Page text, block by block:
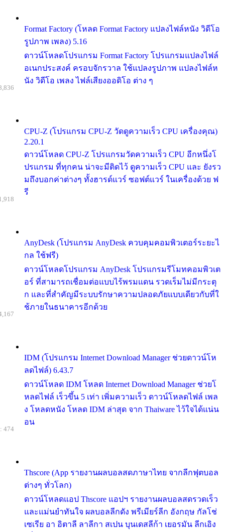
Format Factory (โหลด Format Factory แปลงไฟล์หนัง วิดีโอ
รูปภาพ เพลง) 5.16
ดาวน์โหลดโปรแกรม Format Factory โปรแกรมแปลงไฟล์
อเนกประสงค์ ครอบจักรวาล ใช้แปลงรูปภาพ แปลงไฟล์ห
นัง วิดีโอ เพลง ไฟล์เสียงออดิโอ ต่าง ๆ
CPU-Z (โปรแกรม CPU-Z วัดดูความเร็ว CPU เครื่องคุณ)
2.20.1
ดาวน์โหลด CPU-Z โปรแกรมวัดความเร็ว CPU อีกหนึ่งโ
ปรแกรม ที่ทุกคน น่าจะมีติดไว้ ดูความเร็ว CPU และ ยังรว
มถึงบอกค่าต่างๆ ทั้งฮารด์แวร์ ซอฟต์แวร์ ในเครื่องด้วย ฟ
รี
AnyDesk (โปรแกรม AnyDesk ควบคุมคอมพิวเตอร์ระยะไ
กล ใช้ฟรี)
ดาวน์โหลดโปรแกรม AnyDesk โปรแกรมรีโมทคอมพิวเต
อร์ ที่สามารถเชื่อมต่อแบบไร้พรมแดน รวดเร็มไม่มีกระตุ
ก และที่สำคัญมีระบบรักษาความปลอดภัยแบบเดียวกับที่ใ
ช้ภายในธนาคารอีกด้วย
IDM (โปรแกรม Internet Download Manager ช่วยดาวน์โห
ลดไฟล์) 6.43.7
ดาวน์โหลด IDM โหลด Internet Download Manager ช่วยโ
หลดไฟล์ เร็วขึ้น 5 เท่า เพิ่มความเร็ว ดาวน์โหลดไฟล์ เพล
ง โหลดหนัง โหลด IDM ล่าสุด จาก Thaiware ไว้ใจได้แน่น
อน
Thscore (App รายงานผลบอลสดภาษาไทย จากลีกฟุตบอล
ต่างๆ ทั่วโลก)
ดาวน์โหลดแอป Thscore แอปฯ รายงานผลบอลสดรวดเร็ว
และแม่นยำทันใจ ผลบอลลีกดัง พรีเมียร์ลีก อังกฤษ กัลโช่
เซเรีย อา อิตาลี ลาลีกา สเปน บุนเดสลีก้า เยอรมัน ลีกเอิง
474